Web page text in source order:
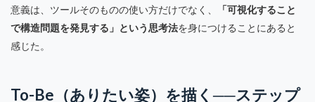
意義は、ツールそのものの使い方だけでなく、
「可視化すること
で構造問題を発見する」という思考法を身につけることにあると
感じた。
To-Be（ありたい姿）を描く──ステップ